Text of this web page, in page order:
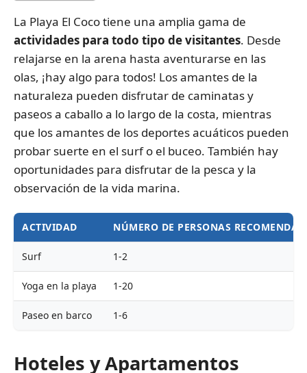
La Playa El Coco tiene una amplia gama de
actividades para todo tipo de visitantes. Desde
relajarse en la arena hasta aventurarse en las
olas, ¡hay algo para todos! Los amantes de la
naturaleza pueden disfrutar de caminatas y
paseos a caballo a lo largo de la costa, mientras
que los amantes de los deportes acuáticos pueden
probar suerte en el surf o el buceo. También hay
oportunidades para disfrutar de la pesca y la
observación de la vida marina.
ACTIVIDAD NÚMERO DE PERSONAS
Surf 1-2
Yoga en la playa 1-20
Paseo en barco 1-6
Hoteles y Apartamentos